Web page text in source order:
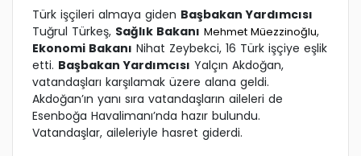
Türk işçileri almaya giden Başbakan Yardımcısı
Tuğrul Türkeş, Sağlık Bakanı Mehmet Müezzinoğlu,
Ekonomi Bakanı Nihat Zeybekci, 16 Türk işçiye eşlik
etti. Başbakan Yardımcısı Yalçın Akdoğan,
vatandaşları karşılamak üzere alana geldi.
Akdoğan’ın yanı sıra vatandaşların aileleri de
Esenboğa Havalimanı’nda hazır bulundu.
Vatandaşlar, aileleriyle hasret giderdi.